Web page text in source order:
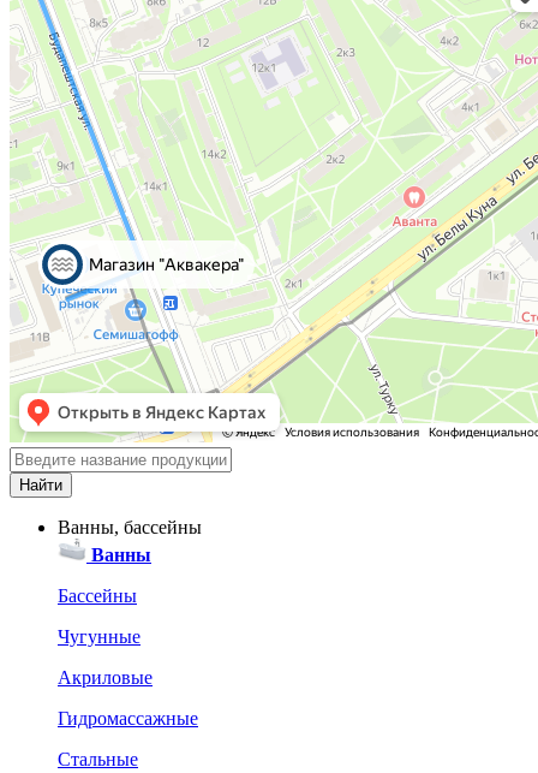
Ванны, бассейны
Ванны
Бассейны
Чугунные
Акриловые
Гидромассажные
Стальные